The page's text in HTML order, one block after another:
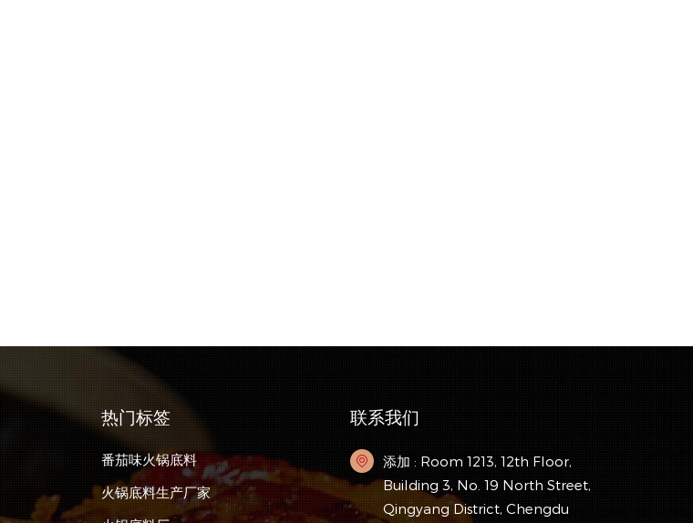
热门标签
番茄味火锅底料
火锅底料生产厂家
联系我们
添加 : Room 1213, 12th Floor,
Building 3, No. 19 North Street,
Qingyang District, Chengdu